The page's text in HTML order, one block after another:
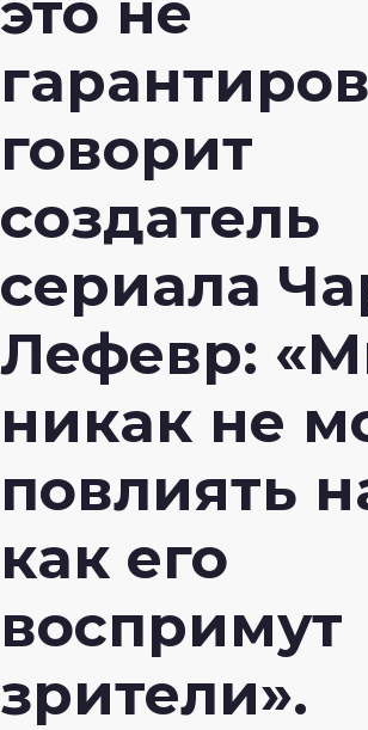
говорит
создатель
сериала
Лефевр:
никак не
повлиять
как его
воспримут
зрители».